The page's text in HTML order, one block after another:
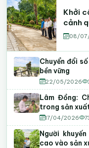
Khởi
cảnh
08/
Chuyển đổi
bền vững
22/05/2026
Lâm Đồng:
trong sản
17/04/2026
Người
cao vào sản